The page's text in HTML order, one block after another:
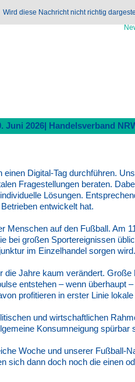
Wird diese Nachricht nicht richtig
Juni 2026| Handelsverband
Digital-Tag durchführen.
Fragestellungen beraten.
Lösungen.
entwickelt hat.
Menschen auf den Fußball. Am
bei großen Sportereignissen
im Einzelhandel sorgen wird.
Jahre kaum verändert.
entstehen – wenn überhaupt
profitieren in erster Linie
und wirtschaftlichen
Konsumneigung spürbar
Woche und unserer Fußball-
sich dann doch noch die einen